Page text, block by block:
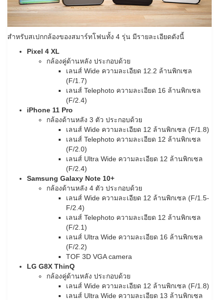
สำหรับสเปกกล้องของสมาร์ทโฟนทั้ง 4 รุ่น มีรายละเอียดดังนี้
Pixel 4 XL
กล้องคู่ด้านหลัง ประกอบด้วย
เลนส์ Wide ความละเอียด 12.2 ล้านพิกเซล
(F/1.7)
เลนส์ Telephoto ความละเอียด 16 ล้านพิกเซล
(F/2.4)
iPhone 11 Pro
กล้องด้านหลัง 3 ตัว ประกอบด้วย
เลนส์ Wide ความละเอียด 12 ล้านพิกเซล (F/1.8)
เลนส์ Telephoto ความละเอียด 12 ล้านพิกเซล
(F/2.0)
เลนส์ Ultra Wide ความละเอียด 12 ล้านพิกเซล
(F/2.4)
Samsung Galaxy Note 10+
กล้องด้านหลัง 4 ตัว ประกอบด้วย
เลนส์ Wide ความละเอียด 12 ล้านพิกเซล (F/1.5-
F/2.4)
เลนส์ Telephoto ความละเอียด 12 ล้านพิกเซล
(F/2.1)
เลนส์ Ultra Wide ความละเอียด 16 ล้านพิกเซล
(F/2.2)
TOF 3D VGA camera
LG G8X ThinQ
กล้องคู่ด้านหลัง ประกอบด้วย
เลนส์ Wide ความละเอียด 12 ล้านพิกเซล (F/1.8)
เลนส์ Ultra Wide ความละเอียด 13 ล้านพิกเซล